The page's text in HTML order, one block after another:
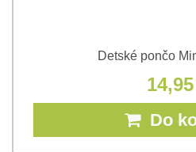
Detské pončo
Do